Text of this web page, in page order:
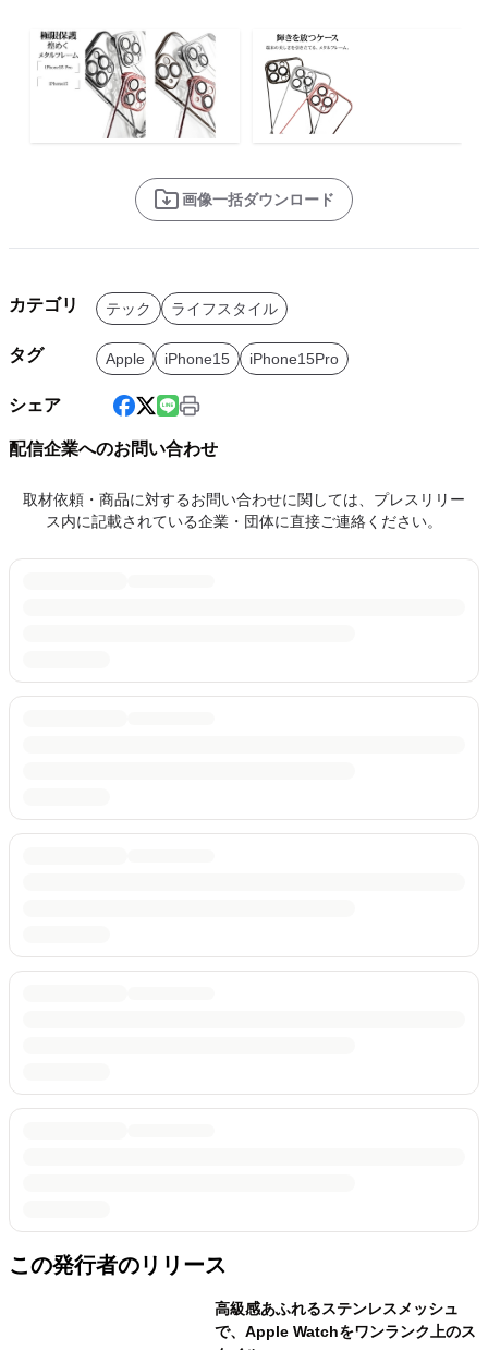
画像一括ダウンロード
カテゴリ テック ライフスタイル
タグ Apple iPhone15 iPhone15Pro
シェア
配信企業へのお問い合わせ
取材依頼・商品に対するお問い合わせに関しては、プレスリリー
ス内に記載されている企業・団体に直接ご連絡ください。
この発行者のリリース
高級感あふれるステンレスメッシュ
で、Apple Watchをワンランク上のス